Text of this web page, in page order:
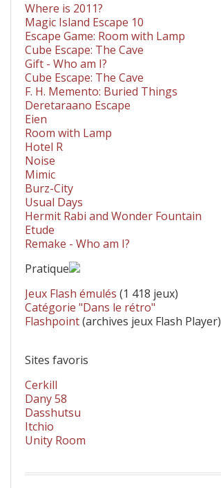
Where is 2011?
Magic Island Escape 10
Escape Game: Room with Lamp
Cube Escape: The Cave
Gift - Who am I?
Cube Escape: The Cave
F. H. Memento: Buried Things
Deretaraano Escape
Eien
Room with Lamp
Hotel R
Noise
Mimic
Burz-City
Usual Days
Hermit Rabi and Wonder Fountain
Etude
Remake - Who am I?
Pratique
Jeux Flash émulés (1 418 jeux)
Catégorie "Dans le rétro"
Flashpoint(archives jeux Flash Player)
Sites favoris
Cerkill
Dany 58
Dasshutsu
Itchio
Unity Room